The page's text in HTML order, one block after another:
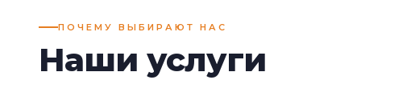
ПОЧЕМУ ВЫБИРАЮТ НАС
Наши услуги